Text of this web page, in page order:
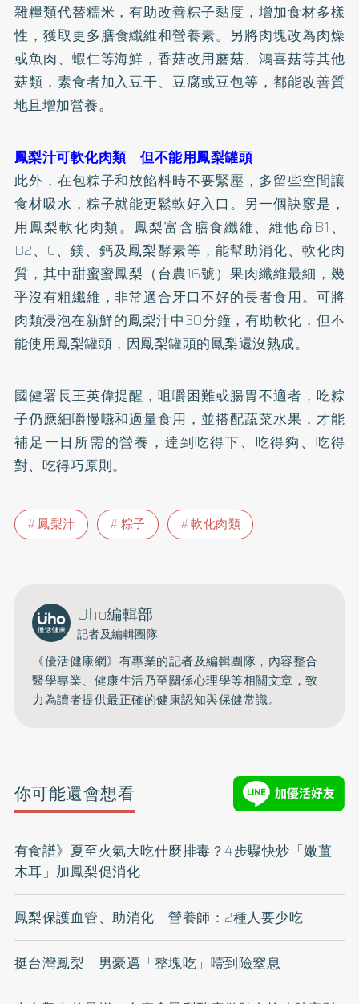
雜糧類代替糯米，有助改善粽子黏度，增加食材多樣
性，獲取更多膳食纖維和營養素。另將肉塊改為肉燥
或魚肉、蝦仁等海鮮，香菇改用蘑菇、鴻喜菇等其他
菇類，素食者加入豆干、豆腐或豆包等，都能改善質
地且增加營養。
鳳梨汁可軟化肉類 但不能用鳳梨罐頭
此外，在包粽子和放餡料時不要緊壓，多留些空間讓
食材吸水，粽子就能更鬆軟好入口。另一個訣竅是，
用鳳梨軟化肉類。鳳梨富含膳食纖維、維他命B1、
B2、C、鎂、鈣及鳳梨酵素等，能幫助消化、軟化肉
質，其中甜蜜蜜鳳梨（台農16號）果肉纖維最細，幾
乎沒有粗纖維，非常適合牙口不好的長者食用。可將
肉類浸泡在新鮮的鳳梨汁中30分鐘，有助軟化，但不
能使用鳳梨罐頭，因鳳梨罐頭的鳳梨還沒熟成。
國健署長王英偉提醒，咀嚼困難或腸胃不適者，吃粽
子仍應細嚼慢嚥和適量食用，並搭配蔬菜水果，才能
補足一日所需的營養，達到吃得下、吃得夠、吃得
對、吃得巧原則。
鳳梨汁 粽子 軟化肉類
Uho編輯部
記者及編輯團隊
《優活健康網》有專業的記者及編輯團隊，內容整合
醫學專業、健康生活乃至關係心理學等相關文章，致
力為讀者提供最正確的健康認知與保健常識。
你可能還會想看
有食譜》夏至火氣大吃什麼排毒？4步驟快炒「嫩薑
木耳」加鳳梨促消化
鳳梨保護血管、助消化 營養師：2種人要少吃
挺台灣鳳梨 男豪邁「整塊吃」噎到險窒息